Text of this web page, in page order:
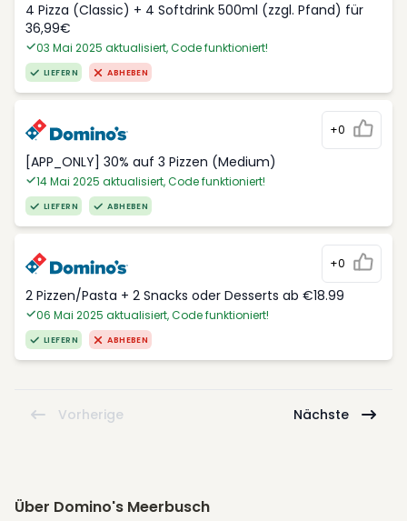
4 Pizza (Classic) + 4 Softdrink 500ml (zzgl. Pfand) für
36,99€
03 Mai 2025 aktualisiert, Code funktioniert!
LIEFERN ABHEBEN
+0
[APP_ONLY] 30% auf 3 Pizzen (Medium)
14 Mai 2025 aktualisiert, Code funktioniert!
LIEFERN ABHEBEN
+0
2 Pizzen/Pasta + 2 Snacks oder Desserts ab €18.99
06 Mai 2025 aktualisiert, Code funktioniert!
LIEFERN ABHEBEN
Vorherige Nächste
Über Domino's Meerbusch